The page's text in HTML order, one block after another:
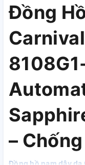
Đồng
–
Đồng hồ nam dây